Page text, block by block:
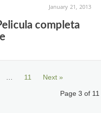
January 21, 2013
completa
11 Next »
Page 3 of 11